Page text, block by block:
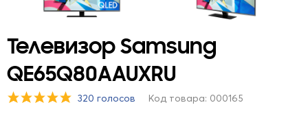
Телевизор Samsung
QE65Q80AAUXRU
320 голосов Код товара: 000165